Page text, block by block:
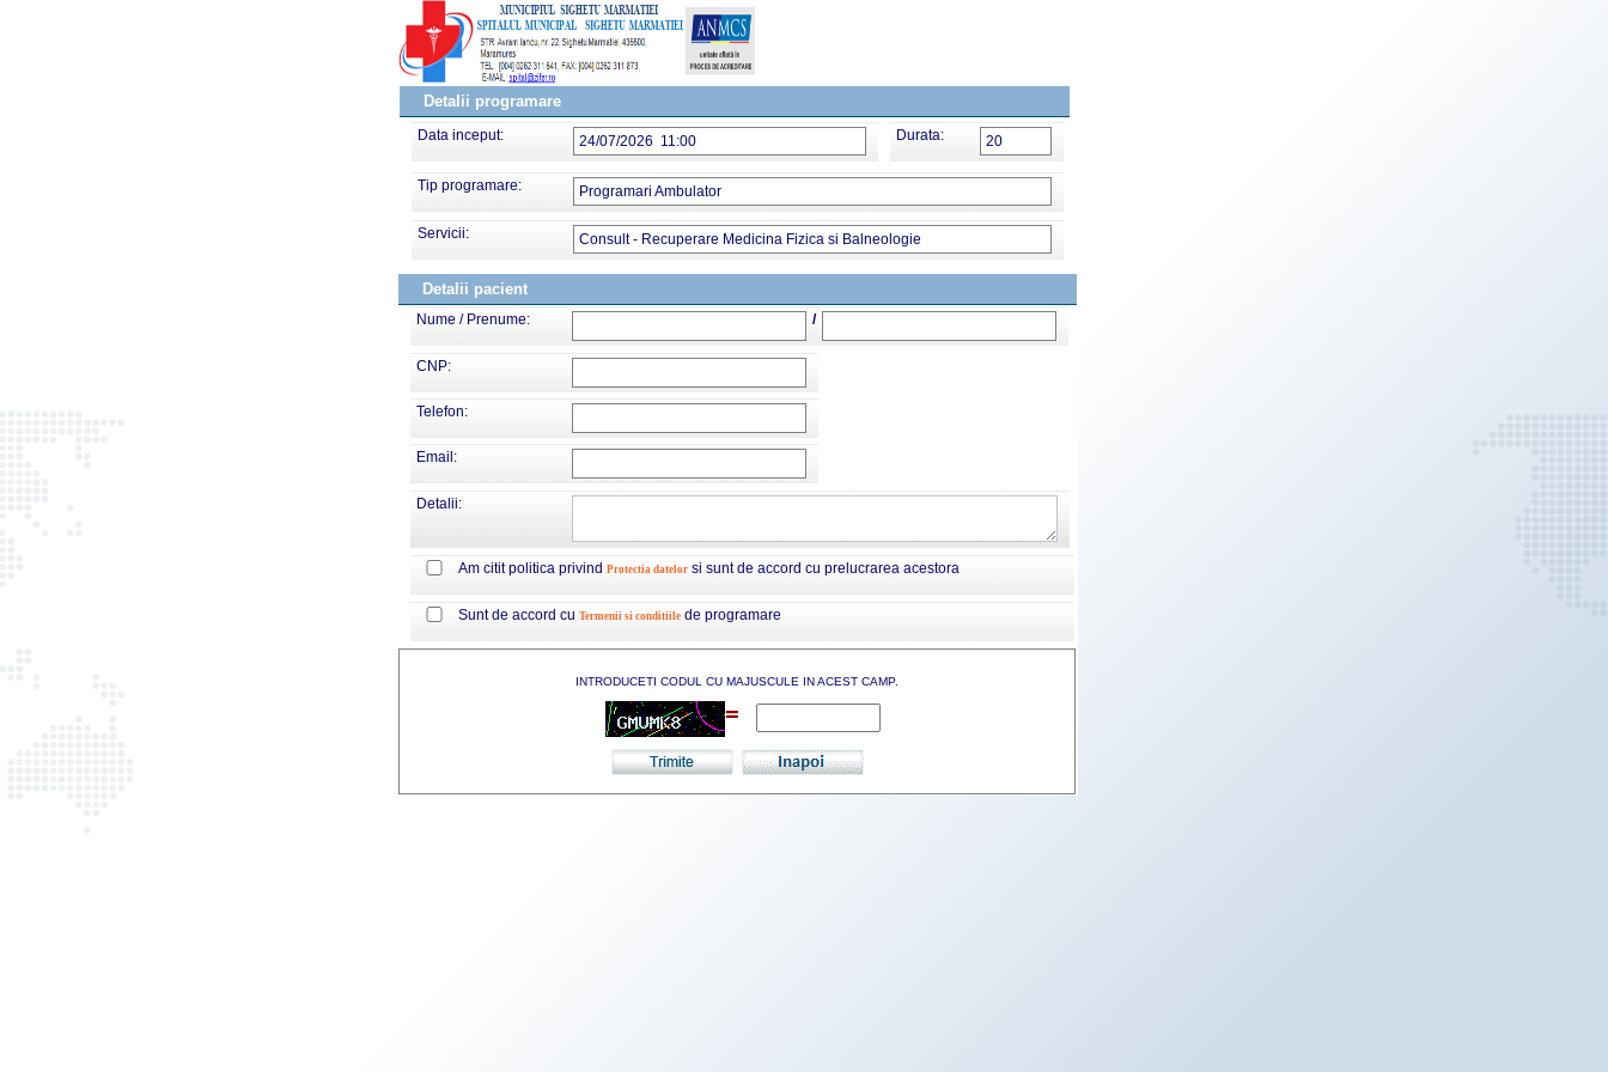
Detalii programare
Data inceput: 24/07/2026 11:00 Durata: 20
Tip programare: Programari Ambulator
Servicii: Consult - Recuperare Medicina Fizica si Balneologie
Detalii pacient
Nume / Prenume: /
CNP:
Telefon:
Email:
Detalii:
Am citit politica privind Protectia datelor si sunt de accord cu prelucrarea acestora
Sunt de accord cu Termenii si conditiile de programare
INTRODUCETI CODUL CU MAJUSCULE IN ACEST CAMP.
=